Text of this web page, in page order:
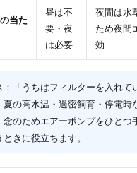
当た
昼は不
要・夜
は必要
夜間は水
ため夜間
効
「うちはフィルターを入れて
夏の高水温・過密飼育・停電時
念のためエアーポンプをひとつ
きに役立ちます。